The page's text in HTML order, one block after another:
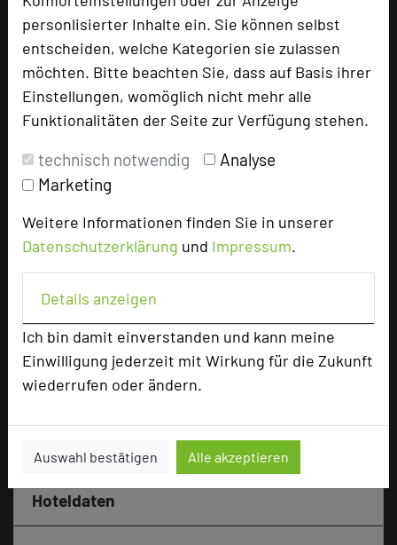
personlisierter Inhalte ein. Sie können selbst
entscheiden, welche Kategorien sie zulassen
möchten. Bitte beachten Sie, dass auf Basis ihrer
Einstellungen, womöglich nicht mehr alle
Funktionalitäten der Seite zur Verfügung stehen.
technisch notwendig
Analyse
Marketing
Weitere Informationen finden Sie in unserer
Datenschutzerklärung und Impressum.
Details anzeigen
Ich bin damit einverstanden und kann meine
Einwilligung jederzeit mit Wirkung für die Zukunft
wiederrufen oder ändern.
Auswahl bestätigen Alle akzeptieren
Zeller Hotel+Restaurant
Aschaffenburger Straße 2
63796 Kahl am Main
zur Tagungsanfrage hinzufügen
Hotel bewerten
Hoteldaten